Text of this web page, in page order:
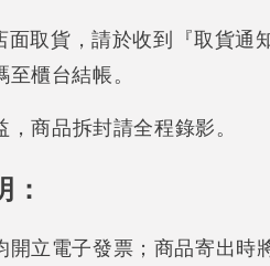
取貨，請於收到『取貨通
櫃台結帳。
商品拆封請全程錄影。
開立電子發票；商品寄出時